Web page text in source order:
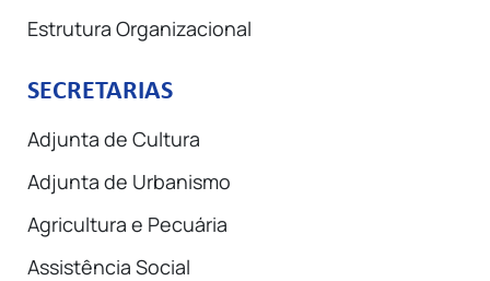
Estrutura Organizacional
SECRETARIAS
Adjunta de Cultura
Adjunta de Urbanismo
Agricultura e Pecuária
Assistência Social